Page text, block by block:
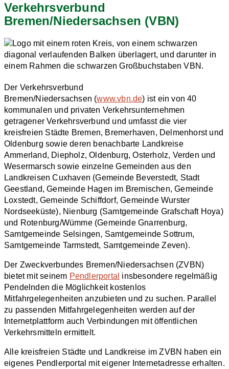
Verkehrsverbund
Bremen/Niedersachsen (VBN)
Der Verkehrsverbund
Bremen/Niedersachsen (www.vbn.de) ist ein von 40
kommunalen und privaten Verkehrsunternehmen
getragener Verkehrsverbund und umfasst die vier
kreisfreien Städte Bremen, Bremerhaven, Delmenhorst und
Oldenburg sowie deren benachbarte Landkreise
Ammerland, Diepholz, Oldenburg, Osterholz, Verden und
Wesermarsch sowie einzelne Gemeinden aus den
Landkreisen Cuxhaven (Gemeinde Beverstedt, Stadt
Geestland, Gemeinde Hagen im Bremischen, Gemeinde
Loxstedt, Gemeinde Schiffdorf, Gemeinde Wurster
Nordseeküste), Nienburg (Samtgemeinde Grafschaft Hoya)
und Rotenburg/Wümme (Gemeinde Gnarrenburg,
Samtgemeinde Selsingen, Samtgemeinde Sottrum,
Samtgemeinde Tarmstedt, Samtgemeinde Zeven).
Der Zweckverbundes Bremen/Niedersachsen (ZVBN)
bietet mit seinem Pendlerportal insbesondere regelmäßig
Pendelnden die Möglichkeit kostenlos
Mitfahrgelegenheiten anzubieten und zu suchen. Parallel
zu passenden Mitfahrgelegenheiten werden auf der
Internetplattform auch Verbindungen mit öffentlichen
Verkehrsmitteln ermittelt.
Alle kreisfreien Städte und Landkreise im ZVBN haben ein
eigenes Pendlerportal mit eigener Internetadresse erhalten.